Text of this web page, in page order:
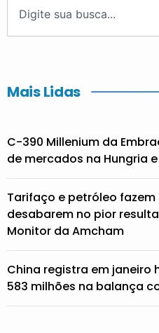
Mais Lidas
C-390 Millenium da
de mercados na Hungria
Tarifaço e petróleo fazem
desabarem no pior
Monitor da Amcham
China registra em janeiro
583 milhões na balança